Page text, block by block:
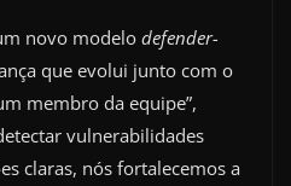
novo modelo defender-
que evolui junto com o
membro da equipe”,
vulnerabilidades
claras, nós fortalecemos a